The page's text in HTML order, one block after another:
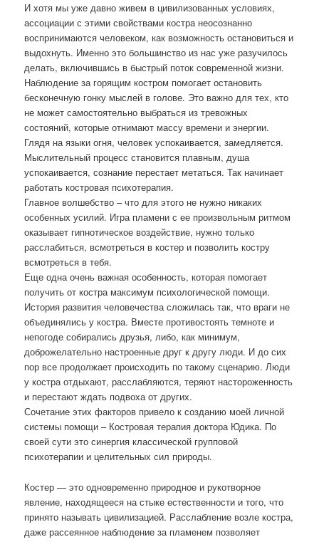
И хотя мы уже давно живем в цивилизованных условиях,
ассоциации с этими свойствами костра неосознанно
воспринимаются человеком, как возможность остановиться и
выдохнуть. Именно это большинство из нас уже разучилось
делать, включившись в быстрый поток современной жизни.
Наблюдение за горящим костром помогает остановить
бесконечную гонку мыслей в голове. Это важно для тех, кто
не может самостоятельно выбраться из тревожных
состояний, которые отнимают массу времени и энергии.
Глядя на языки огня, человек успокаивается, замедляется.
Мыслительный процесс становится плавным, душа
успокаивается, сознание перестает метаться. Так начинает
работать костровая психотерапия.
Главное волшебство – что для этого не нужно никаких
особенных усилий. Игра пламени с ее произвольным ритмом
оказывает гипнотическое воздействие, нужно только
расслабиться, всмотреться в костер и позволить костру
всмотреться в тебя.
Еще одна очень важная особенность, которая помогает
получить от костра максимум психологической помощи.
История развития человечества сложилась так, что враги не
объединялись у костра. Вместе противостоять темноте и
непогоде собирались друзья, либо, как минимум,
доброжелательно настроенные друг к другу люди. И до сих
пор все продолжает происходить по такому сценарию. Люди
у костра отдыхают, расслабляются, теряют настороженность
и перестают ждать подвоха от других.
Сочетание этих факторов привело к созданию моей личной
системы помощи – Костровая терапия доктора Юдика. По
своей сути это синергия классической групповой
психотерапии и целительных сил природы.
Костер — это одновременно природное и рукотворное
явление, находящееся на стыке естественности и того, что
принято называть цивилизацией. Расслабление возле костра,
даже рассеянное наблюдение за пламенем позволяет